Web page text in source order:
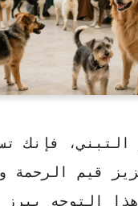
التبني، فإنك
قيم الرحمة
هذا التوجه